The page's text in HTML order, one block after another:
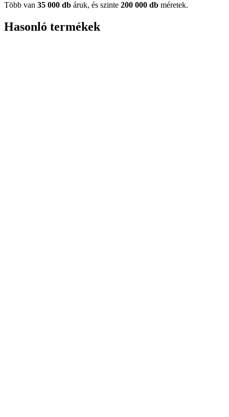
Több van 35 000 db áruk, és szinte 200 000 db méretek.
Hasonló termékek